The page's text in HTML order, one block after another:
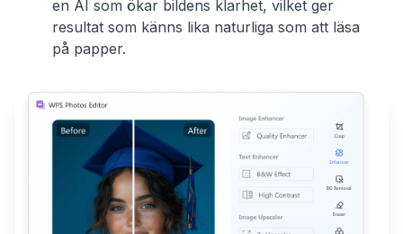
en AI som ökar bildens klarhet, vilket ger
resultat som känns lika naturliga som att läsa
på papper.